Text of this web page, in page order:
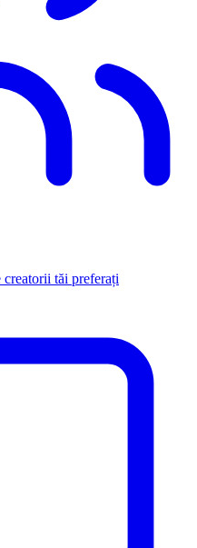
creatorii tăi preferați